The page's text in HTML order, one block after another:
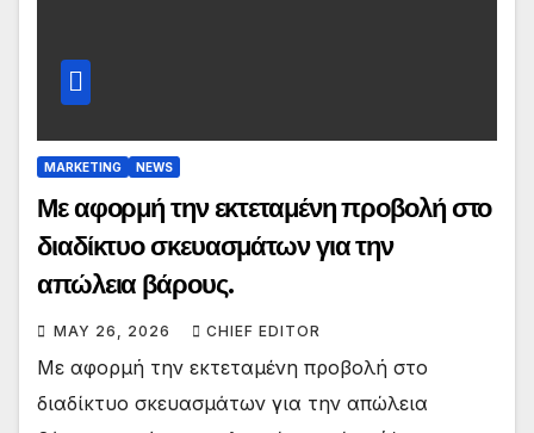
MARKETING NEWS
Με αφορμή την εκτεταμένη προβολή στο
διαδίκτυο σκευασμάτων για την
απώλεια βάρους.
MAY 26, 2026 CHIEF EDITOR
Με αφορμή την εκτεταμένη προβολή στο
διαδίκτυο σκευασμάτων για την απώλεια